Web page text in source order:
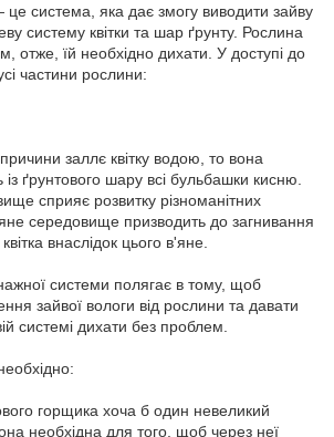
це система, яка дає змогу виводити зайву
систему квітки та шар ґрунту. Рослина
отже, їй необхідно дихати. У доступі до
частини рослини:
заллє квітку водою, то вона
із ґрунтового шару всі бульбашки кисню.
сприяє розвитку різноманітних
середовище призводить до загнивання
внаслідок цього в'яне.
системи полягає в тому, щоб
зайвої вологи від рослини та давати
системі дихати без проблем.
горщика хоча б один невеликий
необхідна для того, щоб через неї